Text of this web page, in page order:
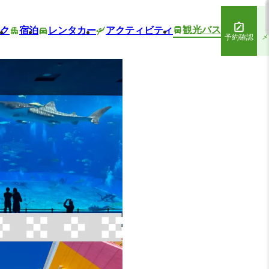
宿泊 レンタカー アクティビティ 観光バス
予約確認